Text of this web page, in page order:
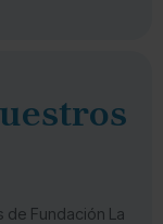
Fundación La